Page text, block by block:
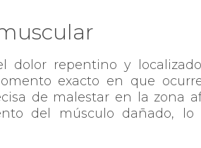
dolor repentino y
exacto en que
de malestar en la zona
del músculo dañado, lo